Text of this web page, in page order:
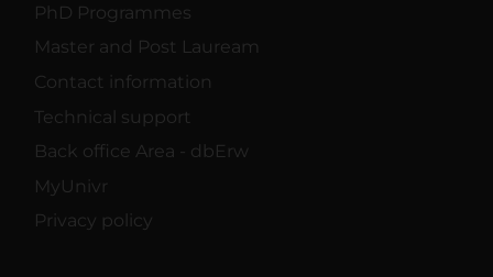
PhD Programmes
Master and Post Lauream
Contact information
Technical support
Back office Area - dbErw
MyUnivr
Privacy policy